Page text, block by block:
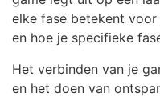
elke fase betekent
en hoe je specifieke
Het verbinden van je
en het doen van